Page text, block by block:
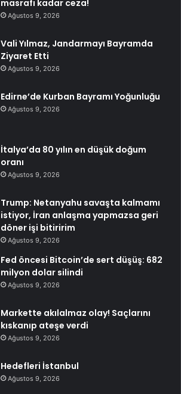
masrafı kadar ceza!
Ağustos 9, 2026
Vali Yılmaz, Jandarmayı Bayramda
Ziyaret Etti
Ağustos 9, 2026
Edirne’de Kurban Bayramı Yoğunluğu
Ağustos 9, 2026
İtalya’da 80 yılın en düşük doğum
oranı
Ağustos 9, 2026
Trump: Netanyahu savaşta kalmamı
istiyor, İran anlaşma yapmazsa geri
döner işi bitiririm
Ağustos 9, 2026
Fed öncesi Bitcoin’de sert düşüş: 682
milyon dolar silindi
Ağustos 9, 2026
Markette akılalmaz olay! Saçlarını
kıskanıp ateşe verdi
Ağustos 9, 2026
Hedefleri İstanbul
Ağustos 9, 2026